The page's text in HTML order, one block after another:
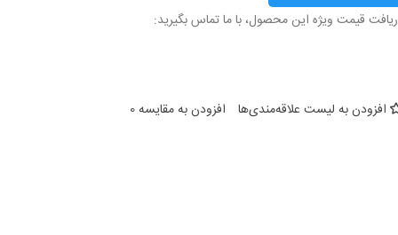
قیمت ویژه این محصول، با ما تماس بگیرید:
افزودن به لیست علاقه‌مندی‌ها افزودن به مقایسه0